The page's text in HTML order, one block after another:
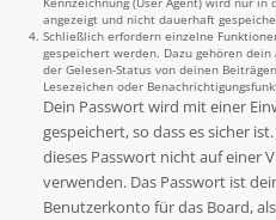
angezeigt und nicht dauerhaft
Schließlich erfordern einzelne
gespeichert werden. Dazu gehören
der Gelesen-Status von deinen
Lesezeichen oder
Dein Passwort wird mit einer
gespeichert, so dass es sicher
dieses Passwort nicht auf einer
verwenden. Das Passwort ist
Benutzerkonto für das Board,